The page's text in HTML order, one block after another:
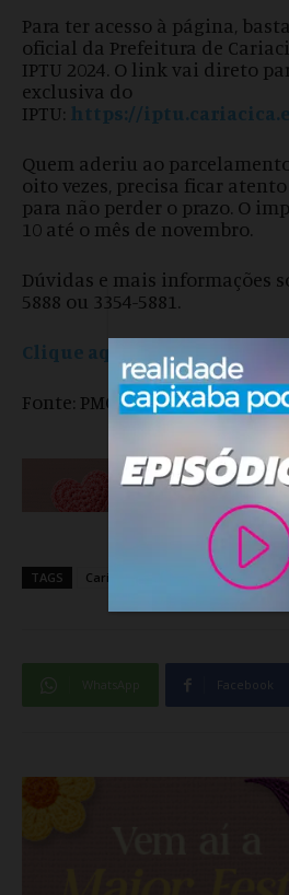
.Anúncio
Para ter acesso à página,
oficial da Prefeitura de
IPTU 2024. O link vai direto
exclusiva do
IPTU: https://
Quem aderiu ao
oito vezes, precisa ficar
para não perder o prazo. O
10 até o mês de novembro.
Dúvidas e mais informações
5888 ou 3354-5881.
Clique aqui para acessar a
Fonte: PMC
TAGS Cariacica
Facebook